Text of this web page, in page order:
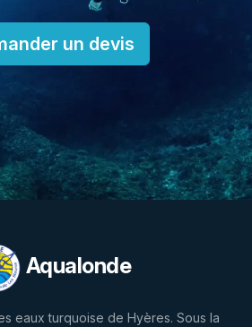
un devis
Aqualonde
eaux turquoise de Hyères. Sous la